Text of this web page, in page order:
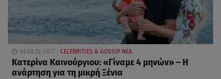
06.08.26, 08:17 CELEBRITIES & GOSSIP ΝΕΑ
Κατερίνα Καινούργιου: «Γίναμε 4 μηνών» – Η
ανάρτηση για τη μικρή Ξένια